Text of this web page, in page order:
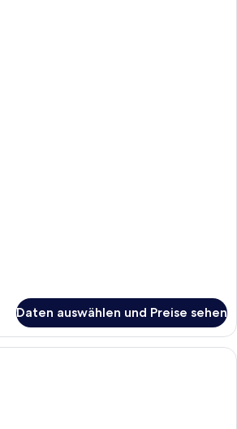
Daten auswählen und Preise sehen